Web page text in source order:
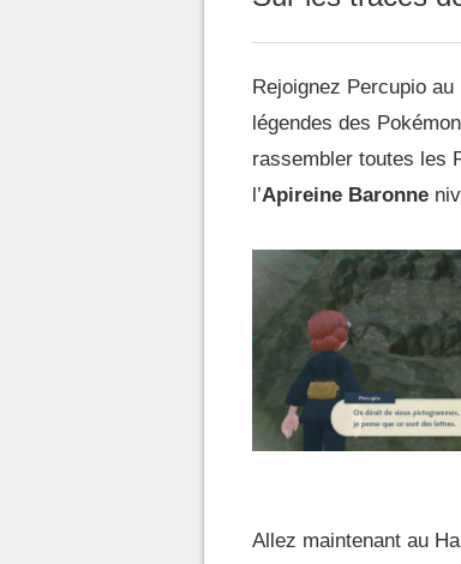
Rejoignez Percupio
légendes des
rassembler toutes les
l’Apireine Baronne
Allez maintenant au